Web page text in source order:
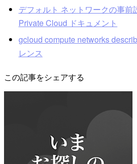
デフォルト ネットワークの事前
Private Cloud ドキュメント
gcloud compute networks
レンス
この記事をシェアする